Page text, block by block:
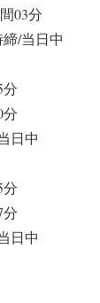
03分
締/当日中
日中
日中